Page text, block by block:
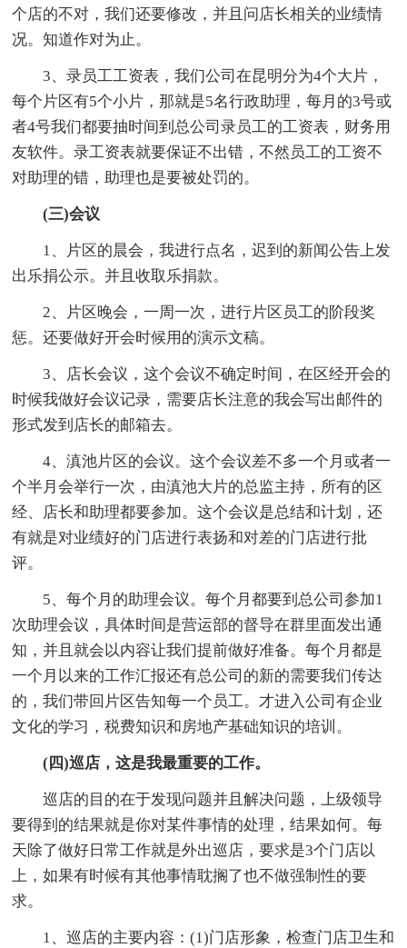
个店的不对，我们还要修改，并且问店长相关的业绩情
况。知道作对为止。
3、录员工工资表，我们公司在昆明分为4个大片，
每个片区有5个小片，那就是5名行政助理，每月的3号或
者4号我们都要抽时间到总公司录员工的工资表，财务用
友软件。录工资表就要保证不出错，不然员工的工资不
对助理的错，助理也是要被处罚的。
(三)会议
1、片区的晨会，我进行点名，迟到的新闻公告上发
出乐捐公示。并且收取乐捐款。
2、片区晚会，一周一次，进行片区员工的阶段奖
惩。还要做好开会时候用的演示文稿。
3、店长会议，这个会议不确定时间，在区经开会的
时候我做好会议记录，需要店长注意的我会写出邮件的
形式发到店长的邮箱去。
4、滇池片区的会议。这个会议差不多一个月或者一
个半月会举行一次，由滇池大片的总监主持，所有的区
经、店长和助理都要参加。这个会议是总结和计划，还
有就是对业绩好的门店进行表扬和对差的门店进行批
评。
5、每个月的助理会议。每个月都要到总公司参加1
次助理会议，具体时间是营运部的督导在群里面发出通
知，并且就会以内容让我们提前做好准备。每个月都是
一个月以来的工作汇报还有总公司的新的需要我们传达
的，我们带回片区告知每一个员工。才进入公司有企业
文化的学习，税费知识和房地产基础知识的培训。
(四)巡店，这是我最重要的工作。
巡店的目的在于发现问题并且解决问题，上级领导
要得到的结果就是你对某件事情的处理，结果如何。每
天除了做好日常工作就是外出巡店，要求是3个门店以
上，如果有时候有其他事情耽搁了也不做强制性的要
求。
1、巡店的主要内容：(1)门店形象，检查门店卫生和